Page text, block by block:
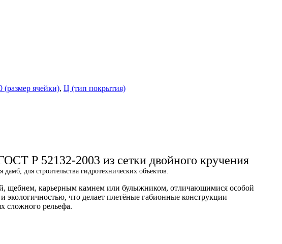
(размер ячейки), Ц (тип покрытия)
Р 52132-2003 из сетки двойного кручения
для строительства гидротехнических объектов.
щебнем, карьерным камнем или булыжником, отличающимися особой
что делает плетёные габионные конструкции
сложного рельефа.